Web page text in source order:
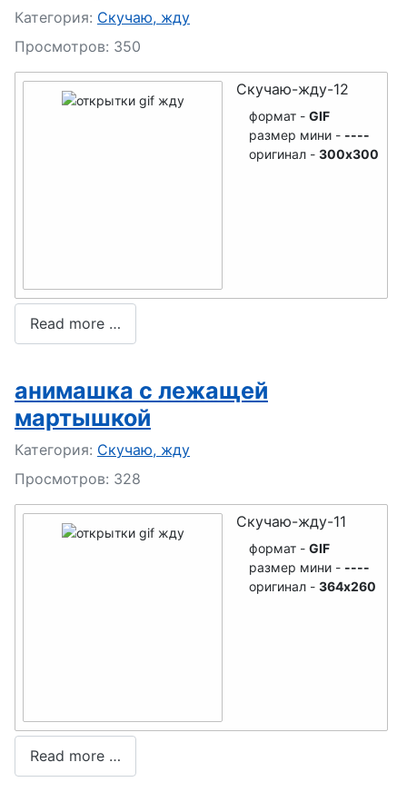
Подробности
Категория: Скучаю, жду
Просмотров: 350
Скучаю-жду-12
формат - GIF
размер мини - ----
оригинал - 300x300
Read more …
анимашка с лежащей
мартышкой
Подробности
Категория: Скучаю, жду
Просмотров: 328
Скучаю-жду-11
формат - GIF
размер мини - ----
оригинал - 364x260
Read more …